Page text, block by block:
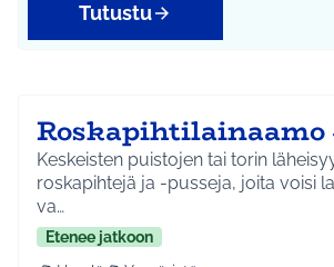
Tutustu
Roskapihtilainaamo
Keskeisten puistojen tai torin
roskapihtejä ja -pusseja, joita voisi
va…
Etenee jatkoon